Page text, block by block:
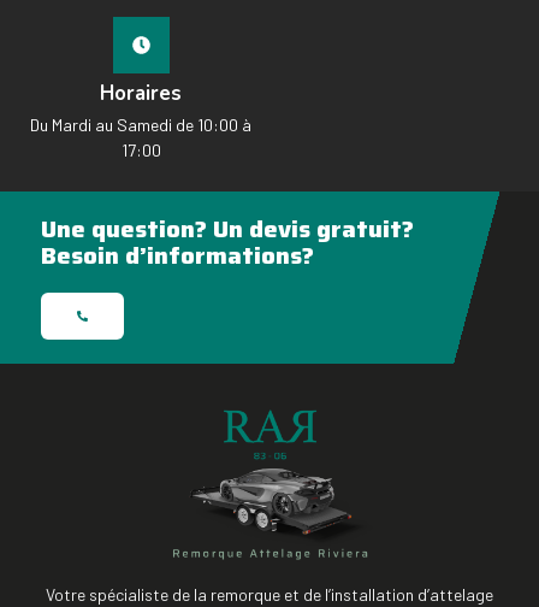
Horaires
Du Mardi au Samedi de 10:00 à
17:00
Une question? Un devis gratuit?
Besoin d’informations?
Votre spécialiste de la remorque et de l’installation d’attelage